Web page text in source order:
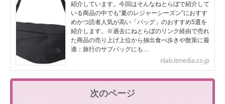
紹介しています。今回はそんなねとらぼで紹介して
いる商品の中でも“夏のレジャーシーズン”におすす
めかつ読者人気が高い「バッグ」のおすすめ5選を
紹介します。※過去にねとらぼのリンク経由で売れ
た商品の売り上げ上位から抽出食べ歩きや散策に最
適：旅行のサブバッグにも…
nlab.itmedia.co.jp